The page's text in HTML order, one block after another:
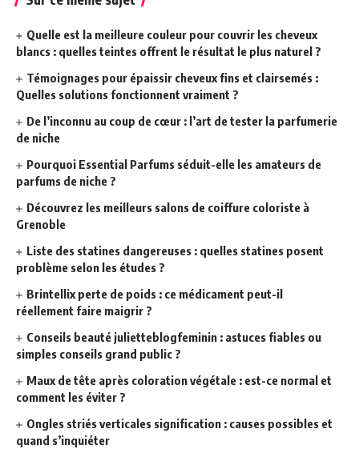
Quelle est la meilleure couleur pour couvrir les cheveux
blancs : quelles teintes offrent le résultat le plus naturel ?
Témoignages pour épaissir cheveux fins et clairsemés :
Quelles solutions fonctionnent vraiment ?
De l’inconnu au coup de cœur : l’art de tester la parfumerie
de niche
Pourquoi Essential Parfums séduit-elle les amateurs de
parfums de niche ?
Découvrez les meilleurs salons de coiffure coloriste à
Grenoble
Liste des statines dangereuses : quelles statines posent
problème selon les études ?
Brintellix perte de poids : ce médicament peut-il
réellement faire maigrir ?
Conseils beauté julietteblogfeminin : astuces fiables ou
simples conseils grand public ?
Maux de tête après coloration végétale : est-ce normal et
comment les éviter ?
Ongles striés verticales signification : causes possibles et
quand s’inquiéter